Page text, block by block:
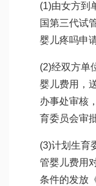
(1)由女方到
国第三代试
婴儿疼吗申
(2)经双方单
婴儿费用 ，
办事处审核
育委员会审批
(3)计划生育
管婴儿费用
条件的发放